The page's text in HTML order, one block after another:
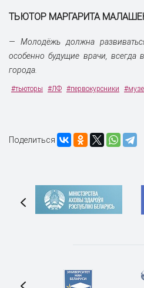
ТЬЮТОР МАРГАРИТА
— Молодёжь должна
особенно будущие врачи, всегда
города.
#тьюторы #ЛФ #первокурсники
Поделиться